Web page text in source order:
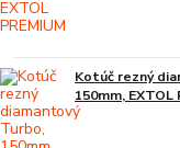
Kotúč rezný
150mm, EXTOL